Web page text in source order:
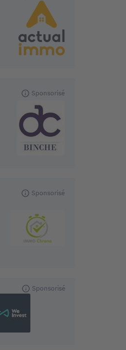
Sponsorisé
Sponsorisé
Sponsorisé